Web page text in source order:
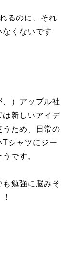
るのに、それ
なくないです
、）アップル社
は新しいアイデ
うため、日常の
シャツにジー
です。
勉強に脳みそ